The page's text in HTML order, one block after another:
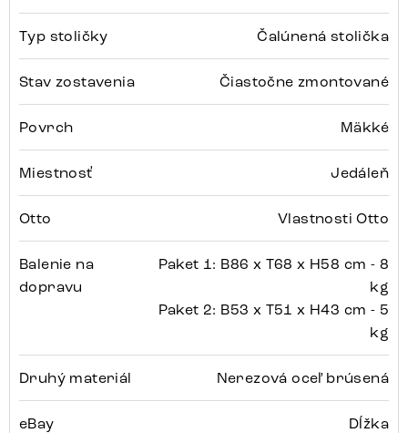
Typ stoličky Čalúnená stolička
Stav zostavenia Čiastočne zmontované
Povrch Mäkké
Miestnosť Jedáleň
Otto Vlastnosti Otto
Balenie na
dopravu
Paket 1: B86 x T68 x H58 cm - 8
kg
Paket 2: B53 x T51 x H43 cm - 5
kg
Druhý materiál Nerezová oceľ brúsená
eBay Dĺžka